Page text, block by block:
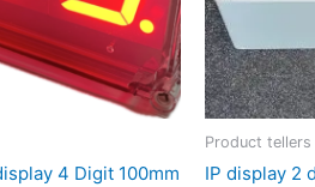
4 Digit 100mm
Product tellers
IP display 2